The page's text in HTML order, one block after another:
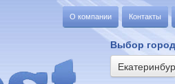
О компании Контакты
Выбор